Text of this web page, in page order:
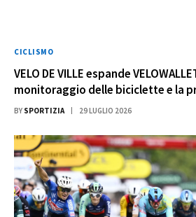
CICLISMO
VELO DE VILLE espande
monitoraggio delle biciclette e la
BY SPORTIZIA 29 LUGLIO 2026